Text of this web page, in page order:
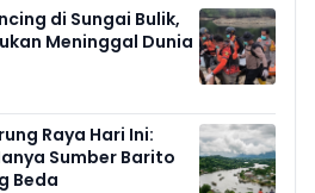
di Sungai Bulik,
Meninggal Dunia
Raya Hari Ini:
Sumber Barito
Beda